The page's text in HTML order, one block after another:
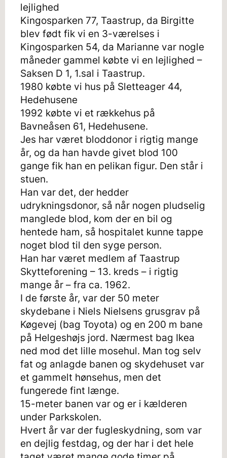
lejlighed
Kingosparken 77, Taastrup, da Birgitte
blev født fik vi en 3-værelses i
Kingosparken 54, da Marianne var nogle
måneder gammel købte vi en lejlighed –
Saksen D 1, 1.sal i Taastrup.
1980 købte vi hus på Sletteager 44,
Hedehusene
1992 købte vi et rækkehus på
Bavneåsen 61, Hedehusene.
Jes har været bloddonor i rigtig mange
år, og da han havde givet blod 100
gange fik han en pelikan figur. Den står i
stuen.
Han var det, der hedder
udrykningsdonor, så når nogen pludselig
manglede blod, kom der en bil og
hentede ham, så hospitalet kunne tappe
noget blod til den syge person.
Han har været medlem af Taastrup
Skytteforening – 13. kreds – i rigtig
mange år – fra ca. 1962.
I de første år, var der 50 meter
skydebane i Niels Nielsens grusgrav på
Køgevej (bag Toyota) og en 200 m bane
på Helgeshøjs jord. Nærmest bag Ikea
ned mod det lille mosehul. Man tog selv
fat og anlagde banen og skydehuset var
et gammelt hønsehus, men det
fungerede fint længe.
15-meter banen var og er i kælderen
under Parkskolen.
Hvert år var der fugleskydning, som var
en dejlig festdag, og der har i det hele